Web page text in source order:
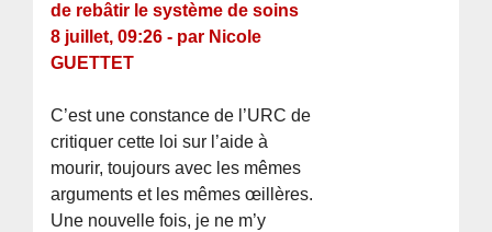
de rebâtir le système de soins
8 juillet, 09:26 - par Nicole
GUETTET
C’est une constance de l’URC de
critiquer cette loi sur l’aide à
mourir, toujours avec les mêmes
arguments et les mêmes œillères.
Une nouvelle fois, je ne m’y